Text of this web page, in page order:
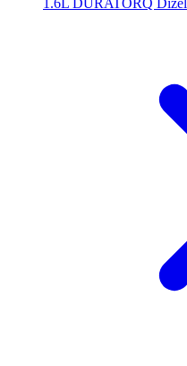
1.6L DURATORQ Dizel